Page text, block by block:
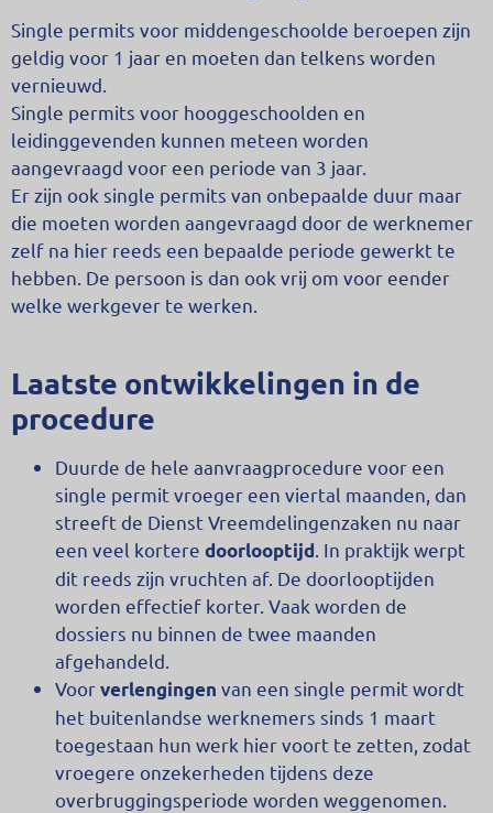
Single permits voor middengeschoolde beroepen zijn
geldig voor 1 jaar en moeten dan telkens worden
vernieuwd.
Single permits voor hooggeschoolden en
leidinggevenden kunnen meteen worden
aangevraagd voor een periode van 3 jaar.
Er zijn ook single permits van onbepaalde duur maar
die moeten worden aangevraagd door de werknemer
zelf na hier reeds een bepaalde periode gewerkt te
hebben. De persoon is dan ook vrij om voor eender
welke werkgever te werken.
Laatste ontwikkelingen in de
procedure
Duurde de hele aanvraagprocedure voor een
single permit vroeger een viertal maanden, dan
streeft de Dienst Vreemdelingenzaken nu naar
een veel kortere doorlooptijd. In praktijk werpt
dit reeds zijn vruchten af. De doorlooptijden
worden effectief korter. Vaak worden de
dossiers nu binnen de twee maanden
afgehandeld.
Voorverlengingen van een single permit wordt
het buitenlandse werknemers sinds 1 maart
toegestaan hun werk hier voort te zetten, zodat
vroegere onzekerheden tijdens deze
overbruggingsperiode worden weggenomen.